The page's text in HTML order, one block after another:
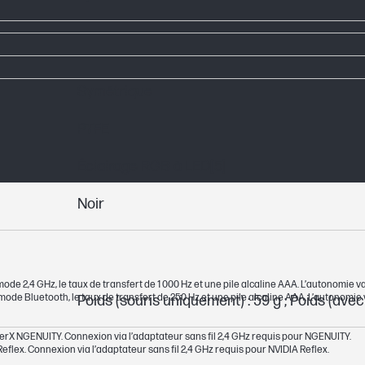
Noir
Poids (souris uniquement) : 59 g ; Poids
2,4 GHz, le taux de transfert de 1 000 Hz et une pile alcaline AAA.
Bluetooth, le taux de transfert de 250 Hz et une pile alcaline AAA.
NGENUITY. Connexion via l’adaptateur sans fil 2,4 GHz requis pour NGENUITY.
Connexion via l’adaptateur sans fil 2,4 GHz requis pour NVIDIA Reflex.